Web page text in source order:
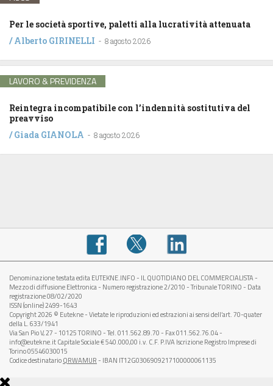
Per le società sportive, paletti alla lucratività attenuata
/Alberto GIRINELLI - 8 agosto 2026
LAVORO & PREVIDENZA
Reintegra incompatibile con l’indennità sostitutiva del
preavviso
/Giada GIANOLA - 8 agosto 2026
Denominazione testata edita EUTEKNE.INFO - IL QUOTIDIANO DEL COMMERCIALISTA -
Mezzo di diffusione Elettronica - Numero registrazione 2/2010 - Tribunale TORINO - Data
registrazione 08/02/2020
ISSN (online) 2499-1643
Copyright 2026 © Eutekne - Vietate le riproduzioni ed estrazioni ai sensi dell’art. 70-quater
della L. 633/1941
Via San Pio V, 27 - 10125 TORINO - Tel. 011.562.89.70 - Fax 011.562.76.04 -
info@eutekne.it Capitale Sociale € 540.000,00 i.v. C.F. P.IVA Iscrizione Registro Imprese di
Torino 05546030015
Codice destinatarioQRWAMUR- IBAN IT12G0306909217100000061135